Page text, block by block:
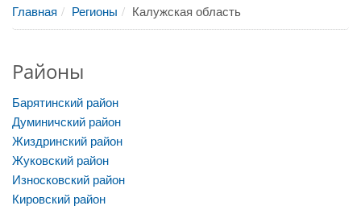
Главная Регионы Калужская область
Районы
Барятинский район
Думиничский район
Жиздринский район
Жуковский район
Износковский район
Кировский район